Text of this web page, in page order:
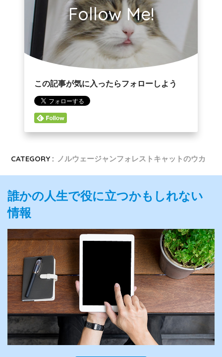
Follow Me!
この記事が気に入ったらフォローしよう
CATEGORY : ノルウェージャンフォレストキャットのウカ
誰かの人生で役に立つかもしれない
情報